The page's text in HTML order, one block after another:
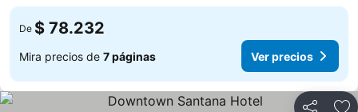
De $ 78.232
Mira precios de 7 páginas Ver precios